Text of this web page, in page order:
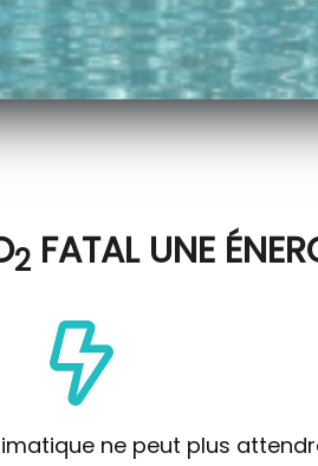
2FATAL UNE
ne peut plus